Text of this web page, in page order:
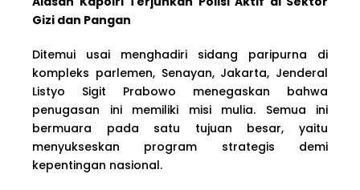
Gizi dan Pangan
Ditemui usai menghadiri sidang paripurna di
kompleks parlemen, Senayan, Jakarta, Jenderal
Listyo Sigit Prabowo menegaskan bahwa
penugasan ini memiliki misi mulia. Semua ini
bermuara pada satu tujuan besar, yaitu
menyukseskan program strategis demi
kepentingan nasional.